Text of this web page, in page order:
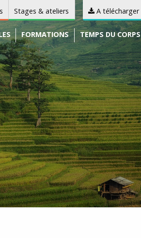
Stages & ateliers A télécharger
FORMATIONS TEMPS DU CORPS